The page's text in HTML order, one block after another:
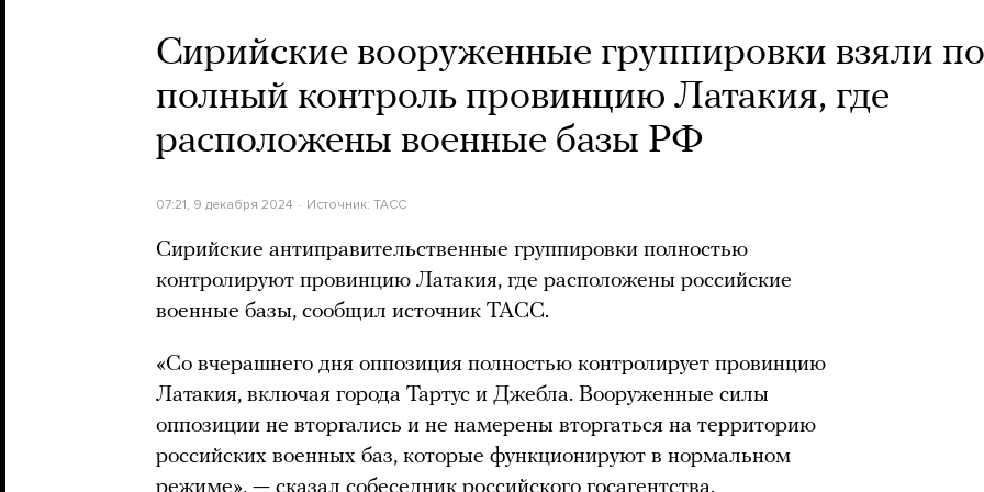
Сирийские вооруженные группировки взяли
полный контроль провинцию Латакия, где
расположены военные базы РФ
07:21, 9 декабря 2024 Источник: ТАСС
Сирийские антиправительственные группировки полностью
контролируют провинцию Латакия, где расположены российские
военные базы, сообщил источник ТАСС.
«Со вчерашнего дня оппозиция полностью контролирует провинцию
Латакия, включая города Тартус и Джебла. Вооруженные силы
оппозиции не вторгались и не намерены вторгаться на территорию
российских военных баз, которые функционируют в нормальном
режиме», — сказал собеседник российского госагентства.